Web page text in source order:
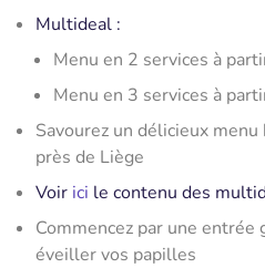
Multideal :
​Menu en 2 services à
Menu en 3 services à
Savourez un délicieux
près de Liège
Voir ici le contenu des
Commencez par une entrée
éveiller vos papilles